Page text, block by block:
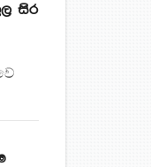
සිර